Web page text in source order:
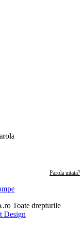
Parola uitata?
Toate drepturile
Design